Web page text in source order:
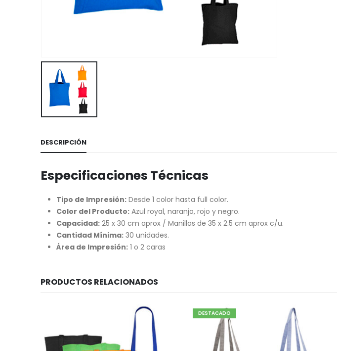
DESCRIPCIÓN
Especificaciones Técnicas
Tipo de Impresión: Desde 1 color hasta full color.
Color del Producto: Azul royal, naranjo, rojo y negro.
Capacidad: 25 x 30 cm aprox / Manillas de 35 x 2.5 cm aprox c/u.
Cantidad Mínima: 30 unidades.
Área de Impresión: 1 o 2 caras
PRODUCTOS RELACIONADOS
DESTACADO